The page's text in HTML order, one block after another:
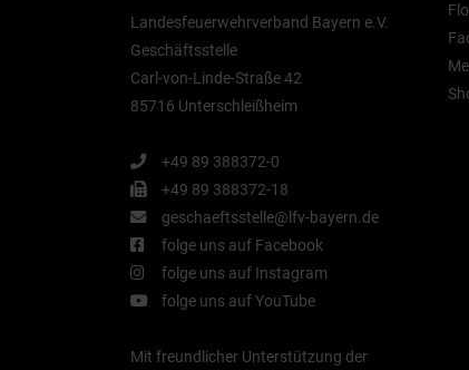
Landesfeuerwehrverband Bayern e.V.
Geschäftsstelle
Carl-von-Linde-Straße 42
85716 Unterschleißheim
+49 89 388372-0
+49 89 388372-18
geschaeftsstelle@lfv-bayern.de
folge uns auf Facebook
folge uns auf Instagram
folge uns auf YouTube
Mit freundlicher Unterstützung der